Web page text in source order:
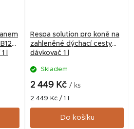
l
Respa solution pro koně na
zahleněné dýchací cesty
dávkovač 1 l
Skladem
2 449 Kč / ks
Měrná
cena:
2 449 Kč / 1 l
Do košíku